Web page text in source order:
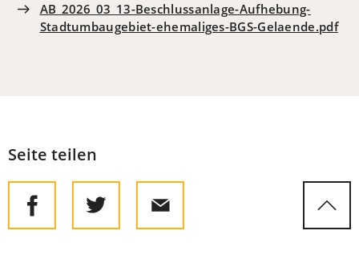
AB_2026_03_13-Beschlussanlage-Aufhebung-
Stadtumbaugebiet-ehemaliges-BGS-Gelaende.pdf
Seite teilen